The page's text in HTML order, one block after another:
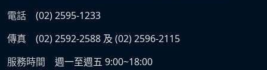
電話
(02) 2595-1233
傳真
(02) 2592-2588 及 (02) 2596-2115
服務時間
週一至週五 9:00~18:00